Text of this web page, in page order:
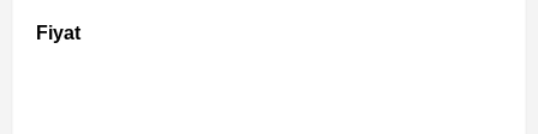
Fiyat